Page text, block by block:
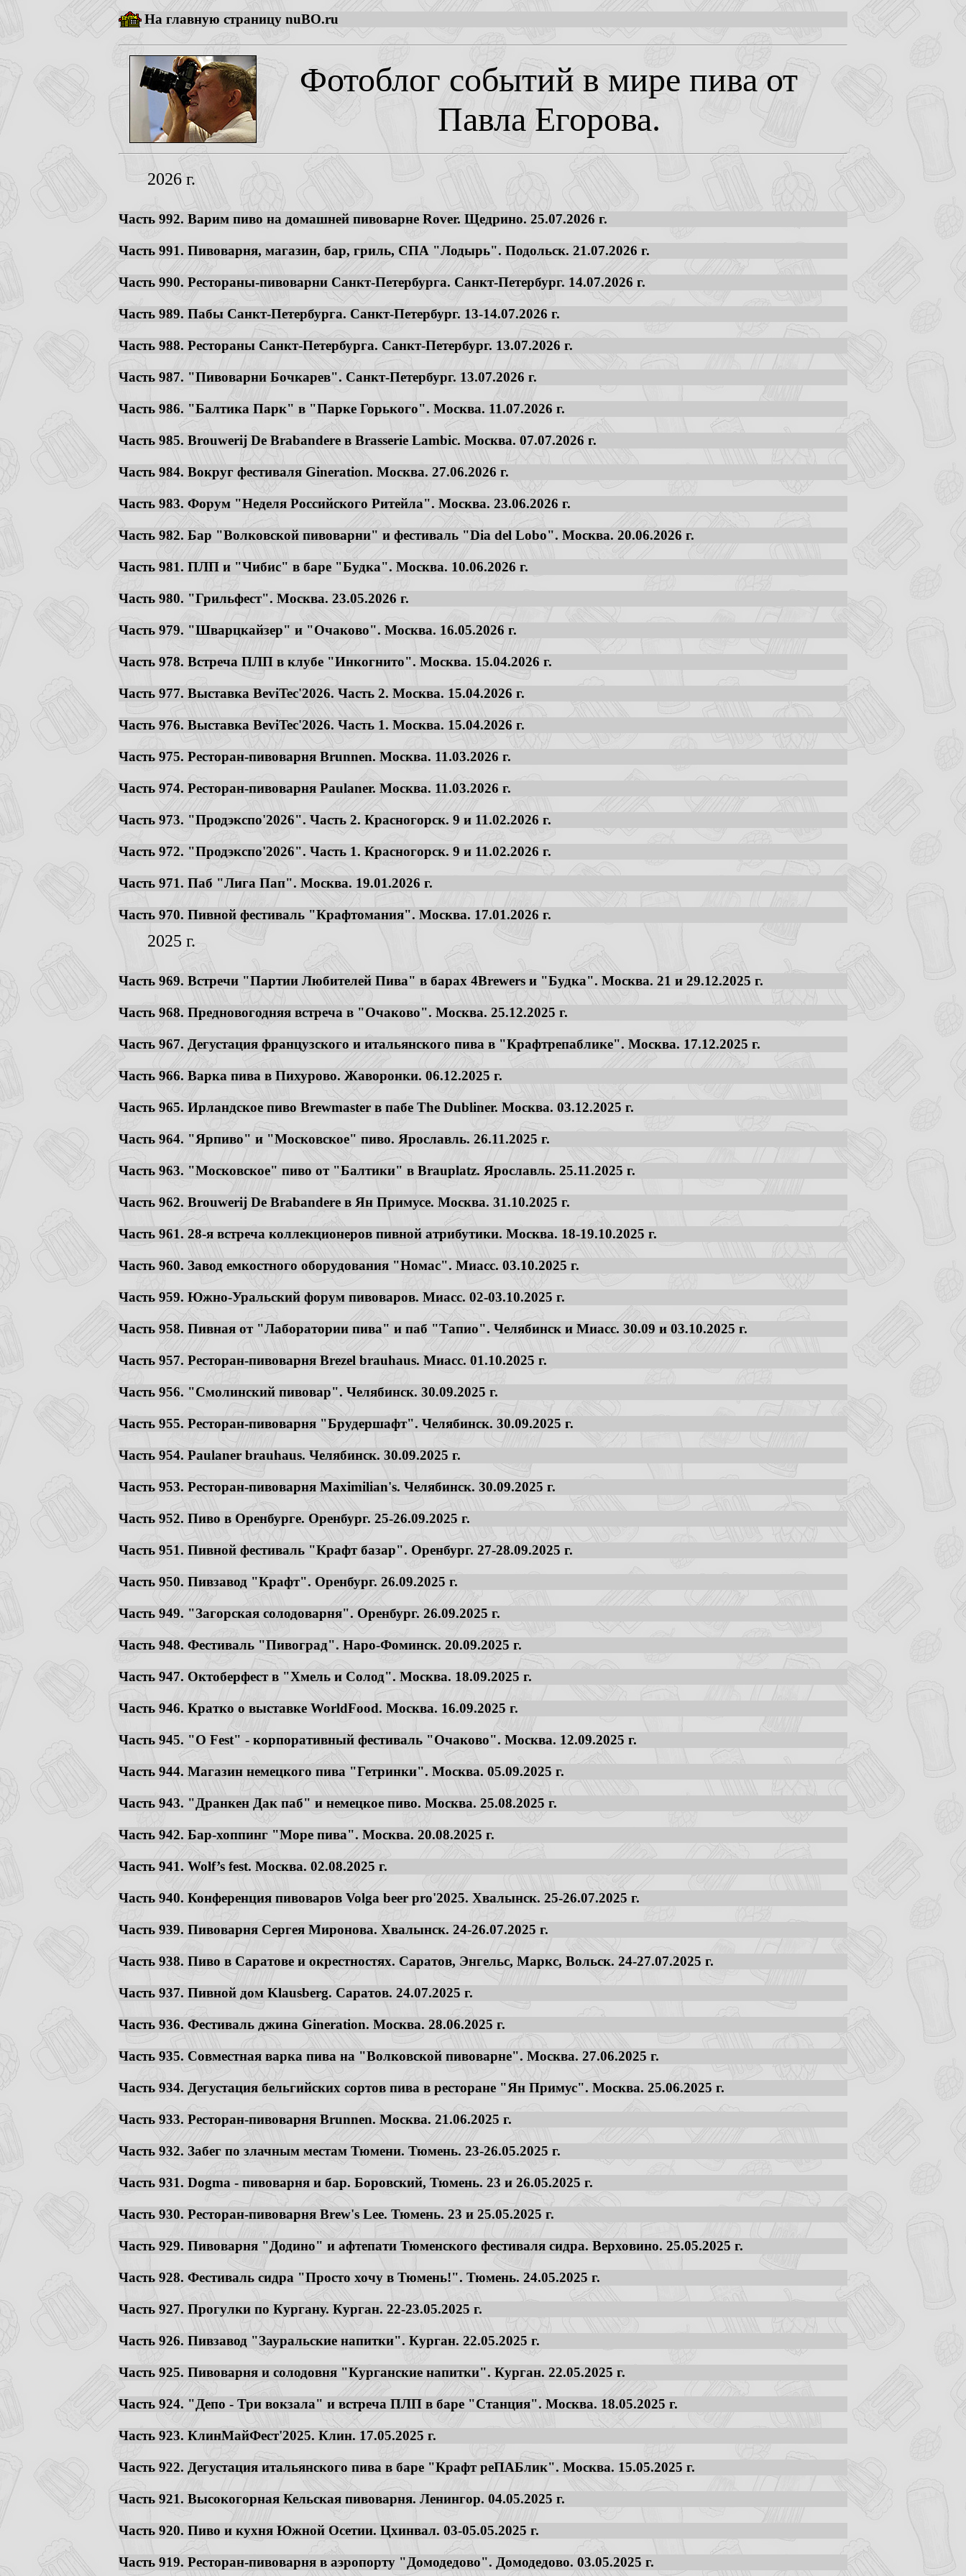
На главную страницу nuBO.ru
Фотоблог событий в мире пива от
Павла Егорова.
2026 г.
Часть 992. Варим пиво на домашней пивоварне Rover. Щедрино. 25.07.2026 г.
Часть 991. Пивоварня, магазин, бар, гриль, СПА "Лодырь". Подольск. 21.07.2026 г.
Часть 990. Рестораны-пивоварни Санкт-Петербурга. Санкт-Петербург. 14.07.2026 г.
Часть 989. Пабы Санкт-Петербурга. Санкт-Петербург. 13-14.07.2026 г.
Часть 988. Рестораны Санкт-Петербурга. Санкт-Петербург. 13.07.2026 г.
Часть 987. "Пивоварни Бочкарев". Санкт-Петербург. 13.07.2026 г.
Часть 986. "Балтика Парк" в "Парке Горького". Москва. 11.07.2026 г.
Часть 985. Brouwerij De Brabandere в Brasserie Lambic. Москва. 07.07.2026 г.
Часть 984. Вокруг фестиваля Gineration. Москва. 27.06.2026 г.
Часть 983. Форум "Неделя Российского Ритейла". Москва. 23.06.2026 г.
Часть 982. Бар "Волковской пивоварни" и фестиваль "Dia del Lobo". Москва. 20.06.2026 г.
Часть 981. ПЛП и "Чибис" в баре "Будка". Москва. 10.06.2026 г.
Часть 980. "Грильфест". Москва. 23.05.2026 г.
Часть 979. "Шварцкайзер" и "Очаково". Москва. 16.05.2026 г.
Часть 978. Встреча ПЛП в клубе "Инкогнито". Москва. 15.04.2026 г.
Часть 977. Выставка BeviTec'2026. Часть 2. Москва. 15.04.2026 г.
Часть 976. Выставка BeviTec'2026. Часть 1. Москва. 15.04.2026 г.
Часть 975. Ресторан-пивоварня Brunnen. Москва. 11.03.2026 г.
Часть 974. Ресторан-пивоварня Paulaner. Москва. 11.03.2026 г.
Часть 973. "Продэкспо'2026". Часть 2. Красногорск. 9 и 11.02.2026 г.
Часть 972. "Продэкспо'2026". Часть 1. Красногорск. 9 и 11.02.2026 г.
Часть 971. Паб "Лига Пап". Москва. 19.01.2026 г.
Часть 970. Пивной фестиваль "Крафтомания". Москва. 17.01.2026 г.
2025 г.
Часть 969. Встречи "Партии Любителей Пива" в барах 4Brewers и "Будка". Москва. 21 и 29.12.2025 г.
Часть 968. Предновогодняя встреча в "Очаково". Москва. 25.12.2025 г.
Часть 967. Дегустация французского и итальянского пива в "Крафтрепаблике". Москва. 17.12.2025 г.
Часть 966. Варка пива в Пихурово. Жаворонки. 06.12.2025 г.
Часть 965. Ирландское пиво Brewmaster в пабе The Dubliner. Москва. 03.12.2025 г.
Часть 964. "Ярпиво" и "Московское" пиво. Ярославль. 26.11.2025 г.
Часть 963. "Московское" пиво от "Балтики" в Brauplatz. Ярославль. 25.11.2025 г.
Часть 962. Brouwerij De Brabandere в Ян Примусе. Москва. 31.10.2025 г.
Часть 961. 28-я встреча коллекционеров пивной атрибутики. Москва. 18-19.10.2025 г.
Часть 960. Завод емкостного оборудования "Номас". Миасс. 03.10.2025 г.
Часть 959. Южно-Уральский форум пивоваров. Миасс. 02-03.10.2025 г.
Часть 958. Пивная от "Лаборатории пива" и паб "Тапио". Челябинск и Миасс. 30.09 и 03.10.2025 г.
Часть 957. Ресторан-пивоварня Brezel brauhaus. Миасс. 01.10.2025 г.
Часть 956. "Смолинский пивовар". Челябинск. 30.09.2025 г.
Часть 955. Ресторан-пивоварня "Брудершафт". Челябинск. 30.09.2025 г.
Часть 954. Paulaner brauhaus. Челябинск. 30.09.2025 г.
Часть 953. Ресторан-пивоварня Maximilian's. Челябинск. 30.09.2025 г.
Часть 952. Пиво в Оренбурге. Оренбург. 25-26.09.2025 г.
Часть 951. Пивной фестиваль "Крафт базар". Оренбург. 27-28.09.2025 г.
Часть 950. Пивзавод "Крафт". Оренбург. 26.09.2025 г.
Часть 949. "Загорская солодоварня". Оренбург. 26.09.2025 г.
Часть 948. Фестиваль "Пивоград". Наро-Фоминск. 20.09.2025 г.
Часть 947. Октоберфест в "Хмель и Солод". Москва. 18.09.2025 г.
Часть 946. Кратко о выставке WorldFood. Москва. 16.09.2025 г.
Часть 945. "O Fest" - корпоративный фестиваль "Очаково". Москва. 12.09.2025 г.
Часть 944. Магазин немецкого пива "Гетринки". Москва. 05.09.2025 г.
Часть 943. "Дранкен Дак паб" и немецкое пиво. Москва. 25.08.2025 г.
Часть 942. Бар-хоппинг "Море пива". Москва. 20.08.2025 г.
Часть 941. Wolf’s fest. Москва. 02.08.2025 г.
Часть 940. Конференция пивоваров Volga beer pro'2025. Хвалынск. 25-26.07.2025 г.
Часть 939. Пивоварня Сергея Миронова. Хвалынск. 24-26.07.2025 г.
Часть 938. Пиво в Саратове и окрестностях. Саратов, Энгельс, Маркс, Вольск. 24-27.07.2025 г.
Часть 937. Пивной дом Klausberg. Саратов. 24.07.2025 г.
Часть 936. Фестиваль джина Gineration. Москва. 28.06.2025 г.
Часть 935. Совместная варка пива на "Волковской пивоварне". Москва. 27.06.2025 г.
Часть 934. Дегустация бельгийских сортов пива в ресторане "Ян Примус". Москва. 25.06.2025 г.
Часть 933. Ресторан-пивоварня Brunnen. Москва. 21.06.2025 г.
Часть 932. Забег по злачным местам Тюмени. Тюмень. 23-26.05.2025 г.
Часть 931. Dogma - пивоварня и бар. Боровский, Тюмень. 23 и 26.05.2025 г.
Часть 930. Ресторан-пивоварня Brew's Lee. Тюмень. 23 и 25.05.2025 г.
Часть 929. Пивоварня "Додино" и афтепати Тюменского фестиваля сидра. Верховино. 25.05.2025 г.
Часть 928. Фестиваль сидра "Просто хочу в Тюмень!". Тюмень. 24.05.2025 г.
Часть 927. Прогулки по Кургану. Курган. 22-23.05.2025 г.
Часть 926. Пивзавод "Зауральские напитки". Курган. 22.05.2025 г.
Часть 925. Пивоварня и солодовня "Курганские напитки". Курган. 22.05.2025 г.
Часть 924. "Депо - Три вокзала" и встреча ПЛП в баре "Станция". Москва. 18.05.2025 г.
Часть 923. КлинМайФест'2025. Клин. 17.05.2025 г.
Часть 922. Дегустация итальянского пива в баре "Крафт реПАБлик". Москва. 15.05.2025 г.
Часть 921. Высокогорная Кельская пивоварня. Ленингор. 04.05.2025 г.
Часть 920. Пиво и кухня Южной Осетии. Цхинвал. 03-05.05.2025 г.
Часть 919. Ресторан-пивоварня в аэропорту "Домодедово". Домодедово. 03.05.2025 г.